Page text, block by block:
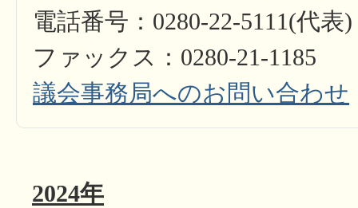
電話番号：0280-22-5111(代表)
ファックス：0280-21-1185
議会事務局へのお問い合わせ
2024年